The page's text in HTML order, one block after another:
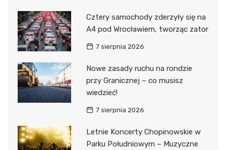
Cztery samochody zderzyły się na
A4 pod Wrocławiem, tworząc zator
7 sierpnia 2026
Nowe zasady ruchu na rondzie
przy Granicznej – co musisz
wiedzieć!
7 sierpnia 2026
Letnie Koncerty Chopinowskie w
Parku Południowym – Muzyczne